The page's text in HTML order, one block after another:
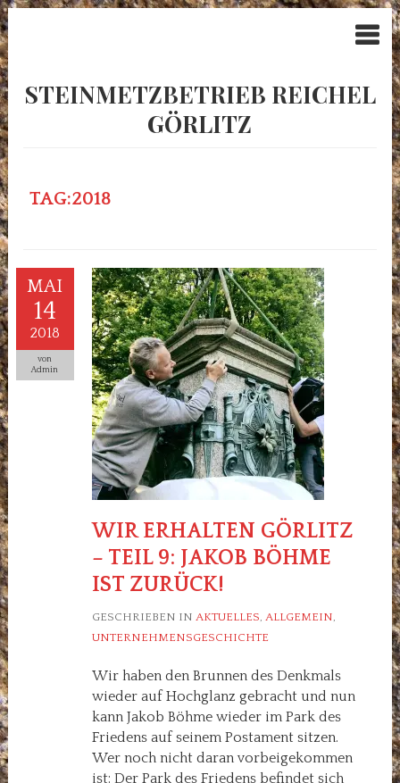
STEINMETZBETRIEB REICHEL
GÖRLITZ
TAG:2018
MAI
14
2018
von
Admin
WIR ERHALTEN GÖRLITZ
– TEIL 9: JAKOB BÖHME
IST ZURÜCK!
GESCHRIEBEN IN AKTUELLES, ALLGEMEIN,
UNTERNEHMENSGESCHICHTE
Wir haben den Brunnen des Denkmals
wieder auf Hochglanz gebracht und nun
kann Jakob Böhme wieder im Park des
Friedens auf seinem Postament sitzen.
Wer noch nicht daran vorbeigekommen
ist: Der Park des Friedens befindet sich